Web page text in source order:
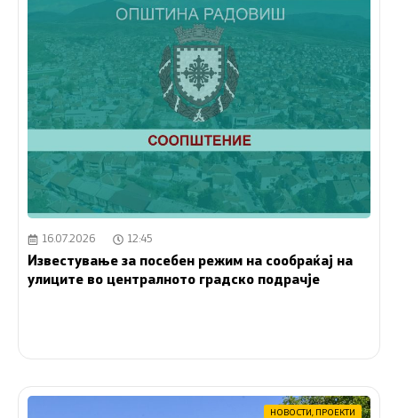
16.07.2026 12:45
Известување за посебен режим на сообраќај на
улиците во централното градско подрачје
НОВОСТИ, ПРОЕКТИ